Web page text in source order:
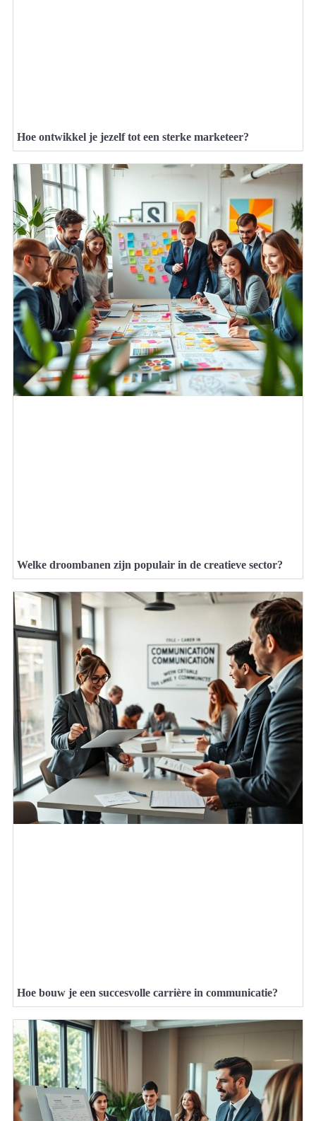
Hoe ontwikkel je jezelf tot een sterke marketeer?
Welke droombanen zijn populair in de creatieve sector?
Hoe bouw je een succesvolle carrière in communicatie?